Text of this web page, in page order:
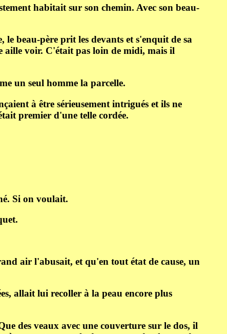
habitait sur son chemin. Avec son beau-
beau-père prit les devants et s'enquit de sa
aille voir. C'était pas loin de midi, mais il
un seul homme la parcelle.
à être sérieusement intrigués et ils ne
premier d'une telle cordée.
Si on voulait.
air l'abusait, et qu'en tout état de cause, un
allait lui recoller à la peau encore plus
des veaux avec une couverture sur le dos, il